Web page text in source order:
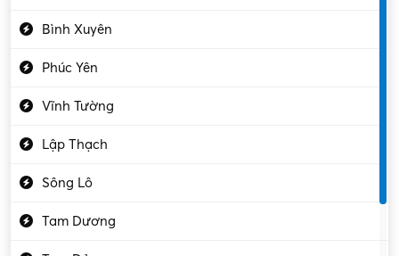
Bình Xuyên
Phúc Yên
Vĩnh Tường
Lập Thạch
Sông Lô
Tam Dương